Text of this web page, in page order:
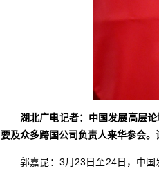
湖北广电记者：中国发展高层
要及众多跨国公司负责人来华参会。
郭嘉昆：3月23日至24日，中